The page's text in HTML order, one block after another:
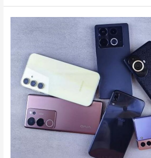
:
8
idées
gadgets
originaux
offrir